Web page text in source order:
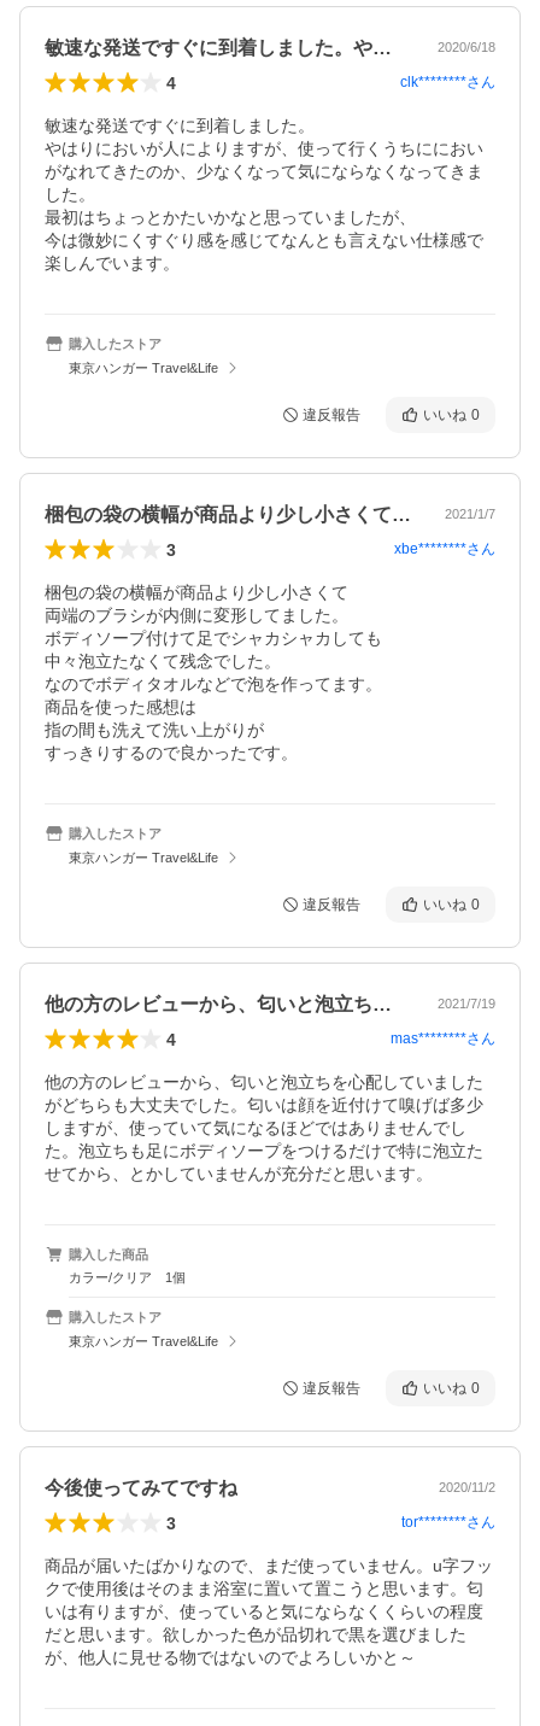
敏速な発送ですぐに到着しました。やはり… 2020/6/18
4 clk********さん
敏速な発送ですぐに到着しました。
やはりにおいが人によりますが、使って行くうちににおい
がなれてきたのか、少なくなって気にならなくなってきま
した。
最初はちょっとかたいかなと思っていましたが、
今は微妙にくすぐり感を感じてなんとも言えない仕様感で
楽しんでいます。
購入したストア
東京ハンガー Travel&Life
違反報告 いいね 0
梱包の袋の横幅が商品より少し小さくて両… 2021/1/7
3 xbe********さん
梱包の袋の横幅が商品より少し小さくて
両端のブラシが内側に変形してました。
ボディソープ付けて足でシャカシャカしても
中々泡立たなくて残念でした。
なのでボディタオルなどで泡を作ってます。
商品を使った感想は
指の間も洗えて洗い上がりが
すっきりするので良かったです。
購入したストア
東京ハンガー Travel&Life
違反報告 いいね 0
他の方のレビューから、匂いと泡立ちを心… 2021/7/19
4 mas********さん
他の方のレビューから、匂いと泡立ちを心配していました
がどちらも大丈夫でした。匂いは顔を近付けて嗅げば多少
しますが、使っていて気になるほどではありませんでし
た。泡立ちも足にボディソープをつけるだけで特に泡立た
せてから、とかしていませんが充分だと思います。
購入した商品
カラー/クリア 1個
購入したストア
東京ハンガー Travel&Life
違反報告 いいね 0
今後使ってみてですね 2020/11/2
3 tor********さん
商品が届いたばかりなので、まだ使っていません。u字フッ
クで使用後はそのまま浴室に置いて置こうと思います。匂
いは有りますが、使っていると気にならなくくらいの程度
だと思います。欲しかった色が品切れで黒を選びました
が、他人に見せる物ではないのでよろしいかと～